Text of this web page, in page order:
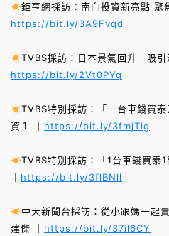
鉅亨網採訪：南向投資新亮點 聚
https://bit.ly/3A9Fvqd
TVBS採訪：日本景氣回升 吸引
https://bit.ly/2Vt0PYq
TVBS特別採訪：「一台車錢買
資１ ｜ https://bit.ly/3fmjTig
TVBS特別採訪：「1台車錢買泰
https://bit.ly/3flBNll
中天新聞台採訪：從小跟媽一
建傑 ｜ https://bit.ly/37il6CY